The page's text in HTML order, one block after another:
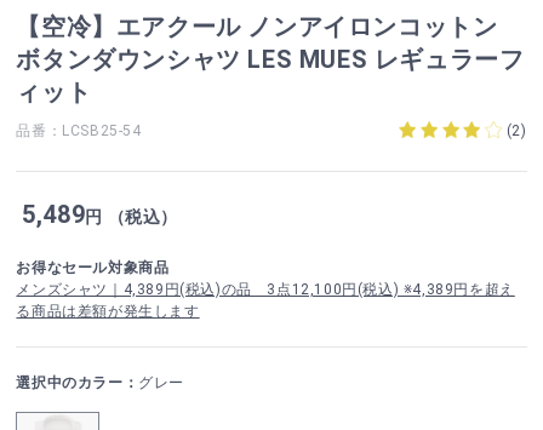
【空冷】エアクール ノンアイロンコットン
ボタンダウンシャツ LES MUES レギュラーフ
ィット
品番：LCSB25-54 (2)
5,489円 （税込）
お得なセール対象商品
メンズシャツ｜4,389円(税込)の品 3点12,100円(税込) ※4,389円を超え
る商品は差額が発生します
選択中のカラー： グレー